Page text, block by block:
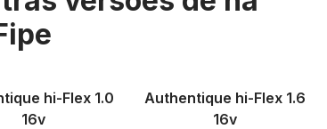
hi-Flex 1.0
16v
Authentique hi-Flex 1.6
16v